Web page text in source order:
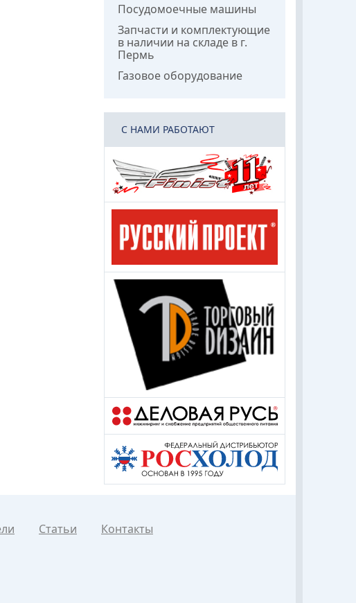
Посудомоечные машины
Запчасти и комплектующие
в наличии на складе в г.
Пермь
Газовое оборудование
C НАМИ РАБОТАЮТ
Статьи
Контакты